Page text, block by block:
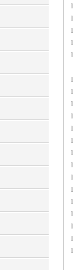
l
l
l
l
l
l
l
l
l
l
l
l
l
l
l
l
l
l
l
l